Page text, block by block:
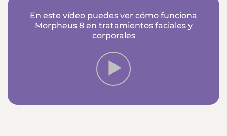
En este vídeo puedes ver cómo funciona
Morpheus 8 en tratamientos faciales y
corporales